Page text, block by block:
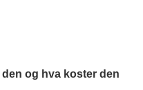
og hva koster den